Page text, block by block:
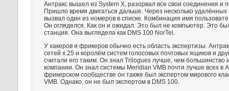
Антракс вышел из System X, разорвал все свои соединения и
Пришло время двигаться дальше. Через несколько
вызвал один из номеров в списке. Комбинация имя
Он огляделся. Как он и ожидал. Это был не компьютер. Это
станция. Она выглядела как DMS 100 NorTel.
У хакеров и фрикеров обычно есть область экспертизы.
сетей х.25 и королём систем голосовых почтовых ящиков и
считали его таким. Он знал Trilogues лучше, чем большинство
компании. Он знал системы Meridian VMB почти лучше всех в
фрикерском сообществе он также был экспертом мирового
VMB. Однако, он не был экспертом в DMS 100.